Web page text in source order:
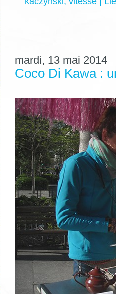
mardi, 13 mai 2014
Coco Di Kawa :